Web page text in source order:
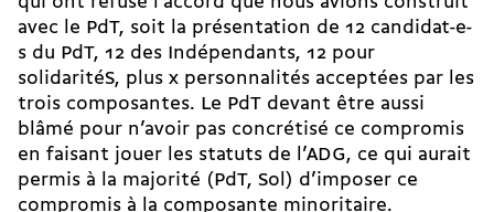
avec le PdT, soit la présentation de 12 candidat-e-
s du PdT, 12 des Indépendants, 12 pour
solidaritéS, plus x personnalités acceptées par les
trois composantes. Le PdT devant être aussi
blâmé pour n’avoir pas concrétisé ce compromis
en faisant jouer les statuts de l’ADG, ce qui aurait
permis à la majorité (PdT, Sol) d’imposer ce
compromis à la composante minoritaire.